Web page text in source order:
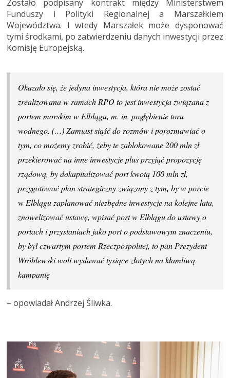
Zostało podpisany kontrakt między Ministerstwem
Funduszy i Polityki Regionalnej a Marszałkiem
Województwa. I wtedy Marszałek może dysponować
tymi środkami, po zatwierdzeniu danych inwestycji przez
Komisję Europejską.
Okazało się, że jedyna inwestycja, która nie może zostać
zrealizowana w ramach RPO to jest inwestycja związana z
portem morskim w Elblągu, m. in. pogłębienie toru
wodnego. (…) Zamiast siąść do rozmów i porozmawiać o
tym, co możemy zrobić, żeby te zablokowane 200 mln zł
przekierować na inne inwestycje plus przyjąć propozycję
rządową, by dokapitalizować port kwotą 100 mln zł,
przygotować plan strategiczny związany z tym, by w porcie
w Elblągu zaplanować niezbędne inwestycje na kolejne lata,
znowelizować ustawę, wpisać port w Elblągu do ustawy o
portach i przystaniach jako port o podstawowym znaczeniu,
by był czwartym portem Rzeczpospolitej, to pan Prezydent
Wróblewski woli wydawać tysiące złotych na kłamliwą
kampanię
– opowiadał Andrzej Śliwka.